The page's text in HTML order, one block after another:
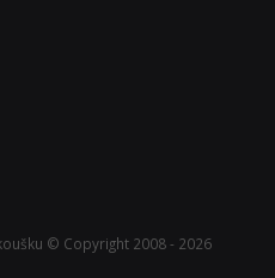
© Copyright 2008 - 2026